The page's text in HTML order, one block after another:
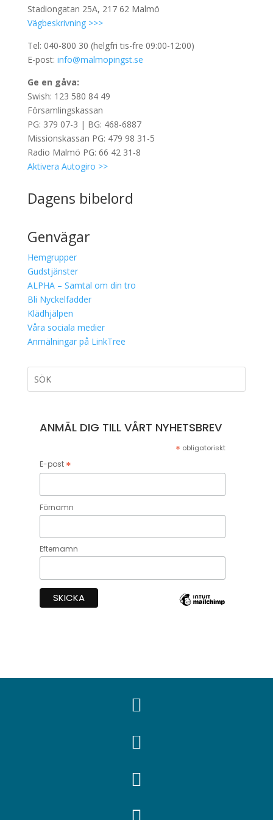
Stadiongatan 25A, 217 62 Malmö
Vägbeskrivning >>>
Tel: 040-800 30 (helgfri tis-fre 09:00-12:00)
E-post: info@malmopingst.se
Ge en gåva:
Swish: 123 580 84 49
Församlingskassan
PG: 379 07-3 | BG: 468-6887
Missionskassan PG: 479 98 31-5
Radio Malmö PG: 66 42 31-8
Aktivera Autogiro >>
Dagens bibelord
Genvägar
Hemgrupper
Gudstjänster
ALPHA – Samtal om din tro
Bli Nyckelfadder
Klädhjälpen
Våra sociala medier
Anmälningar på LinkTree
ANMÄL DIG TILL VÅRT NYHETSBREV
* obligatoriskt
E-post *
Förnamn
Efternamn


